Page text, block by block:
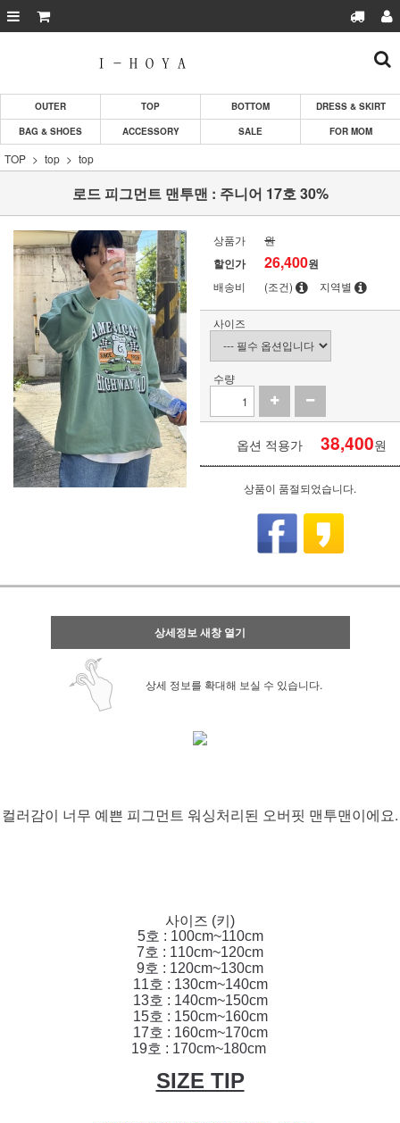
OUTER TOP BOTTOM
DRESS & SKIRT
BAG & SHOES
ACCESSORY SALE FOR MOM
TOP top top
로드 피그먼트 맨투맨 : 주니어 17호 30%
상품가 원
할인가 26,400원
배송비 (조건) 지역별
사이즈
수량
옵션 적용가 38,400원
상품이 품절되었습니다.
상세정보 새창 열기
상세 정보를 확대해 보실 수 있습니다.
컬러감이 너무 예쁜 피그먼트 워싱처리된 오버핏 맨투맨이에요.
사이즈 (키)
5호 : 100cm~110cm
7호 : 110cm~120cm
9호 : 120cm~130cm
11호 : 130cm~140cm
13호 : 140cm~150cm
15호 : 150cm~160cm
17호 : 160cm~170cm
19호 : 170cm~180cm
SIZE TIP